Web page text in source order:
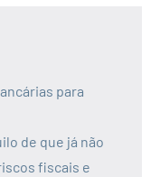
para
de que já não
fiscais e